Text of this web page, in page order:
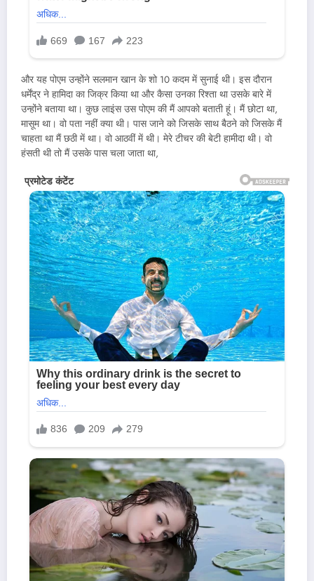
और यह पोएम उन्होंने सलमान खान के शो 10 कदम में सुनाई थी। इस दौरान
धर्मेंद्र ने हामिदा का जिक्र किया था और कैसा उनका रिश्ता था उसके बारे में
उन्होंने बताया था। कुछ लाइंस उस पोएम की मैं आपको बताती हूं। मैं छोटा था,
मासूम था। वो पता नहीं क्या थी। पास जाने को जिसके साथ बैठने को जिसके मैं
चाहता था मैं छठी में था। वो आठवीं में थी। मेरे टीचर की बेटी हामीदा थी। वो
हंसती थी तो मैं उसके पास चला जाता था,